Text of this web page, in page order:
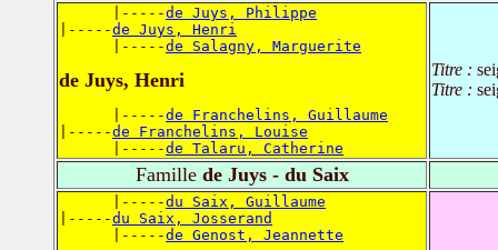
      |-----
de Juys, Philippe
|-----de Juys, Henri
      |-----
de Salagny, Marguerite
de Juys, Henri
      |-----
de Franchelins, Guillaume
|-----de Franchelins, Louise
      |-----
de Talaru, Catherine
Titre :
Titre :
Famillede Juys - du Saix
      |-----
du Saix, Guillaume
|-----du Saix, Josserand
      |-----
de Genost, Jeannette